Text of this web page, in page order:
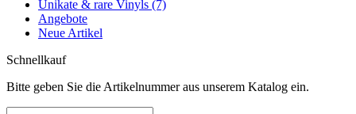
Unikate & rare Vinyls (7)
Angebote
Neue Artikel
Schnellkauf
Bitte geben Sie die Artikelnummer aus unserem Katalog ein.